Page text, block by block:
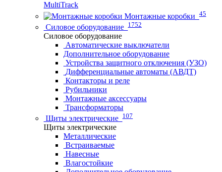
MultiTrack
Монтажные коробки 45
Силовое оборудование 1752
Силовое оборудование
Автоматические выключатели
Дополнительное оборудование
Устройства защитного отключения (УЗО)
Дифференциальные автоматы (АВДТ)
Контакторы и реле
Рубильники
Монтажные аксессуары
Трансформаторы
Щиты электрические 107
Щиты электрические
Металлические
Встраиваемые
Навесные
Влагостойкие